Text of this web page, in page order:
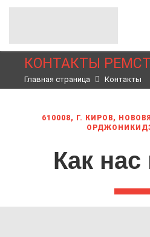
КОНТАКТЫ
Главная страница Контакты
610008, Г. КИРОВ,
Как нас